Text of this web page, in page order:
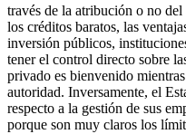
través de la atribución o no
los créditos baratos, las
inversión públicos,
tener el control directo sobre
privado es bienvenido
autoridad. Inversamente, el
respecto a la gestión de sus
porque son muy claros los